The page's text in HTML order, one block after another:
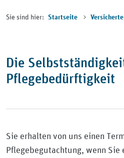
Sie sind hier: Startseite Versicherte
Die
Pflegebedürftigkeit
Sie erhalten von uns einen
Pflegebegutachtung, wenn Sie